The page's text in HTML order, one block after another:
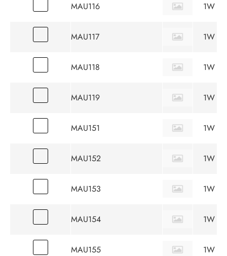
MAU116 1W
MAU117 1W
MAU118 1W
MAU119 1W
MAU151 1W
MAU152 1W
MAU153 1W
MAU154 1W
MAU155 1W